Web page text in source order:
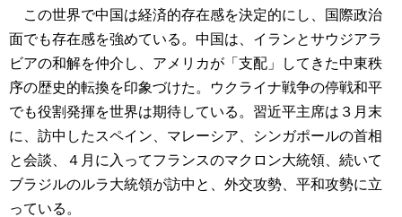
この世界で中国は経済的存在感を決定的にし、国際政治
面でも存在感を強めている。中国は、イランとサウジアラ
ビアの和解を仲介し、アメリカが「支配」してきた中東秩
序の歴史的転換を印象づけた。ウクライナ戦争の停戦和平
でも役割発揮を世界は期待している。習近平主席は３月末
に、訪中したスペイン、マレーシア、シンガポールの首相
と会談、４月に入ってフランスのマクロン大統領、続いて
ブラジルのルラ大統領が訪中と、外交攻勢、平和攻勢に立
っている。